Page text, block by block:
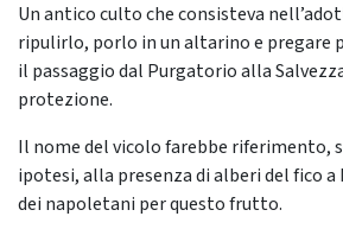
Un antico culto che consisteva
ripulirlo, porlo in un altarino e pregare
il passaggio dal Purgatorio alla
protezione.
Il nome del vicolo farebbe riferimento,
ipotesi, alla presenza di alberi del fico a
dei napoletani per questo frutto.